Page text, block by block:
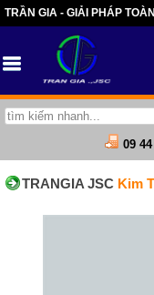
TRẦN GIA - GIẢI PHÁP
09
TRANGIA JSC Kim